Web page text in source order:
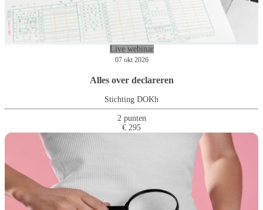
Live webinar
07 okt 2026
Alles over declareren
Stichting DOKh
2 punten
€ 295